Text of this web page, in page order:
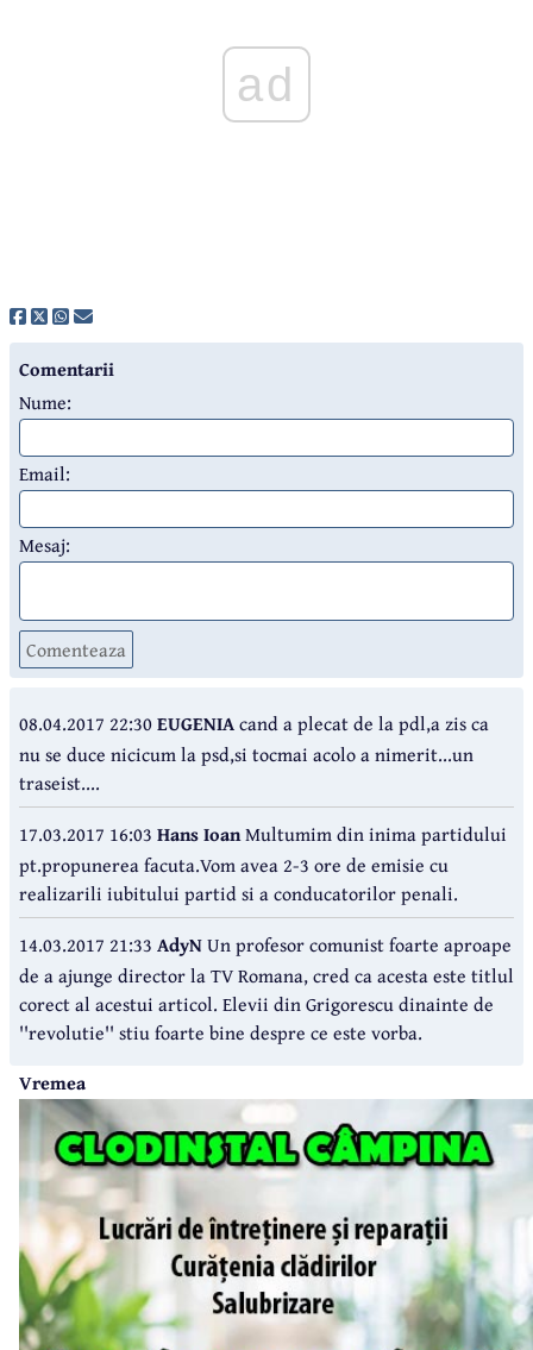
ad
Comentarii
Nume:
Email:
Mesaj:
Comenteaza
08.04.2017 22:30EUGENIAcand a plecat de la pdl,a zis ca
nu se duce nicicum la psd,si tocmai acolo a nimerit...un
traseist....
17.03.2017 16:03 Hans IoanMultumim din inima partidului
pt.propunerea facuta.Vom avea 2-3 ore de emisie cu
realizarili iubitului partid si a conducatorilor penali.
14.03.2017 21:33 AdyNUn profesor comunist foarte aproape
de a ajunge director la TV Romana, cred ca acesta este titlul
corect al acestui articol. Elevii din Grigorescu dinainte de
''revolutie'' stiu foarte bine despre ce este vorba.
Vremea